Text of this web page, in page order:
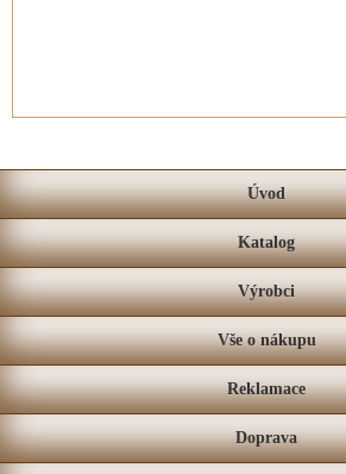
Úvod
Katalog
Výrobci
Vše o nákupu
Reklamace
Doprava